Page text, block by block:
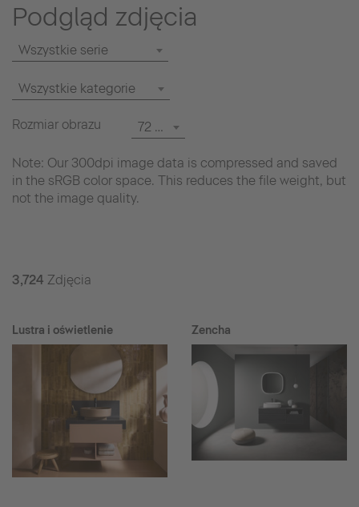
Podgląd zdjęcia
Wszystkie serie
Wszystkie kategorie
Rozmiar obrazu 72 dpi
Note: Our 300dpi image data is compressed and saved
in the sRGB color space. This reduces the file weight, but
not the image quality.
3,724 Zdjęcia
Lustra i oświetlenie Zencha